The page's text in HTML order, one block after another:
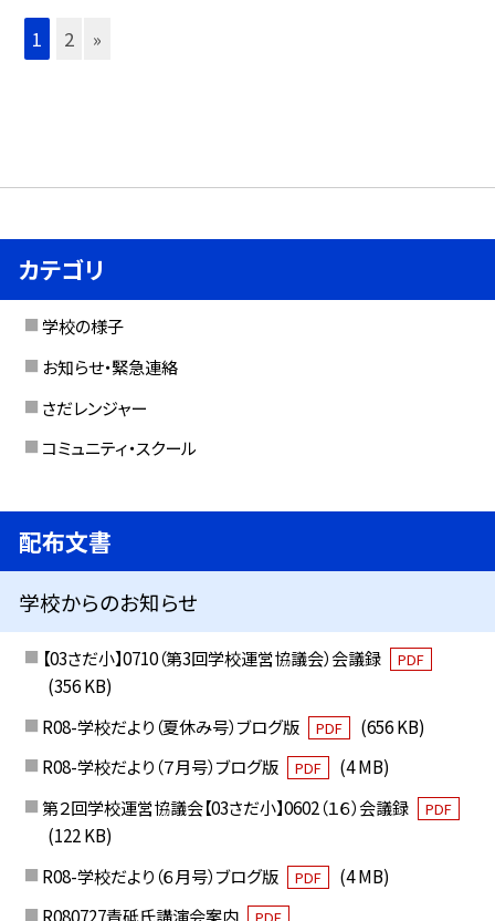
1 2 »
カテゴリ
学校の様子
お知らせ・緊急連絡
さだレンジャー
コミュニティ・スクール
配布文書
学校からのお知らせ
【03さだ小】0710（第3回学校運営協議会）会議録 PDF
(356 KB)
R08-学校だより（夏休み号）ブログ版
PDF
(656 KB)
R08-学校だより（７月号）ブログ版
PDF
(4 MB)
第２回学校運営協議会【03さだ小】0602（１６）会議録
PDF
(122 KB)
R08-学校だより（６月号）ブログ版
PDF
(4 MB)
R080727青砥氏講演会案内